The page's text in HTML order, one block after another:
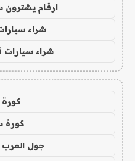
ارقام يشترون
شراء
شراء سيارات
كورة 365
كورة
جول العرب goalarab